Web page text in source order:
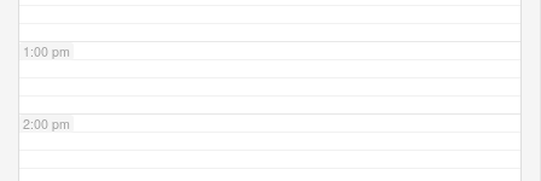
1:00 pm
2:00 pm